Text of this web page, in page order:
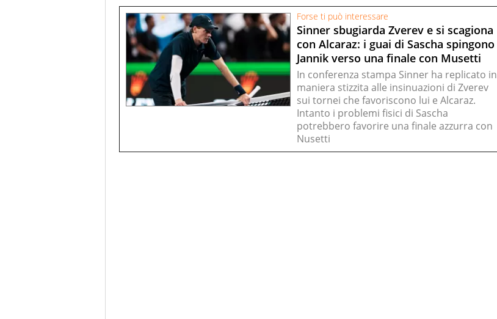
Forse ti può interessare
Sinner sbugiarda Zverev e si scagiona
con Alcaraz: i guai di Sascha spingono
Jannik verso una finale con Musetti
In conferenza stampa Sinner ha replicato in
maniera stizzita alle insinuazioni di Zverev
sui tornei che favoriscono lui e Alcaraz.
Intanto i problemi fisici di Sascha
potrebbero favorire una finale azzurra con
Nusetti